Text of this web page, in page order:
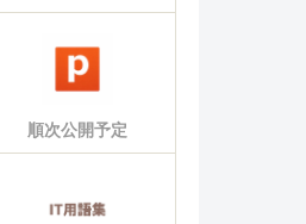
順次公開予定